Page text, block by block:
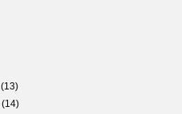
(13)
(14)